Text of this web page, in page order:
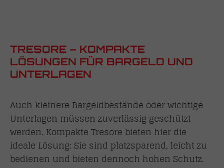
TRESORE – KOMPAKTE
LÖSUNGEN FÜR BARGELD UND
UNTERLAGEN
Auch kleinere Bargeldbestände oder wichtige
Unterlagen müssen zuverlässig geschützt
werden. Kompakte Tresore bieten hier die
ideale Lösung: Sie sind platzsparend, leicht zu
bedienen und bieten dennoch hohen Schutz.